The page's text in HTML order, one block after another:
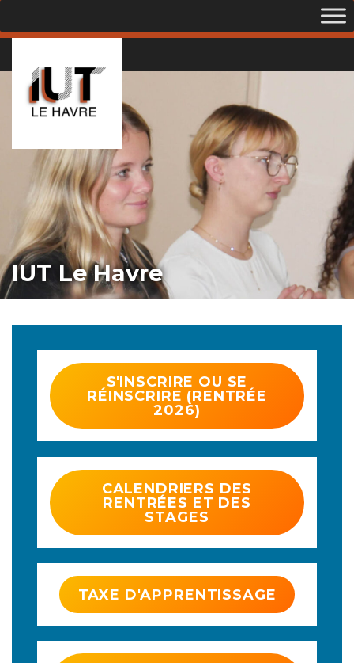
IUT Le Havre
S'INSCRIRE OU SE
RÉINSCRIRE (RENTRÉE
2026)
CALENDRIERS DES
RENTRÉES ET DES
STAGES
TAXE D'APPRENTISSAGE